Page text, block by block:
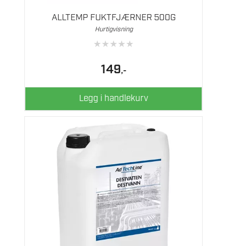
ALLTEMP FUKTFJÆRNER 500G
Hurtigvisning
★★★★★
149,-
Legg i handlekurv